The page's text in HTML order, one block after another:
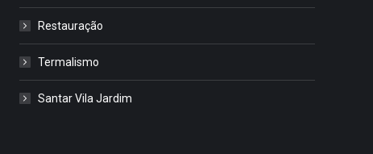
Restauração
Termalismo
Santar Vila Jardim